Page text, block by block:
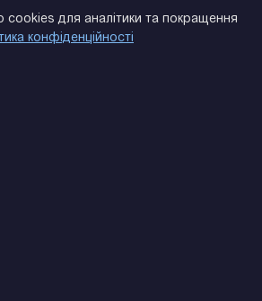
для аналітики та покращення
конфіденційності